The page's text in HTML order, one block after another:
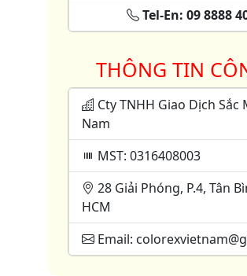
Tel-En: 09 8888
THÔNG TIN
Cty TNHH Giao Dịch Sắc
Nam
MST: 0316408003
28 Giải Phóng, P.4, Tân
HCM
Email: